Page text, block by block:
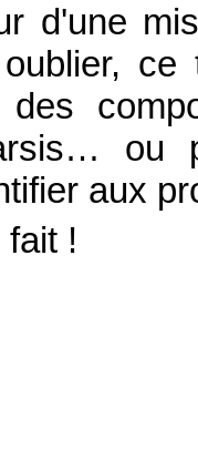
d'une
ce
des
ou
aux
!